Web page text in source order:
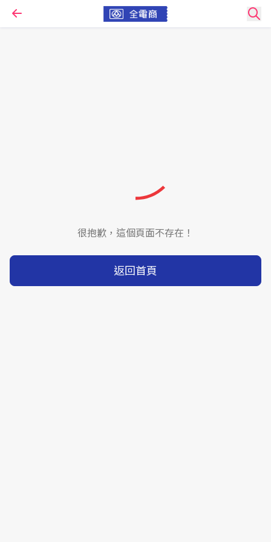
很抱歉，這個頁面不存在！
返回首頁